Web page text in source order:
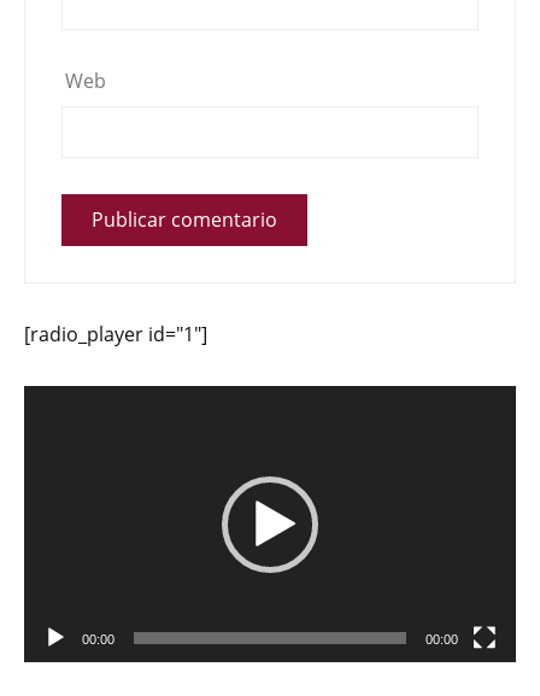
Web
[radio_player id="1"]
00:00 00:00